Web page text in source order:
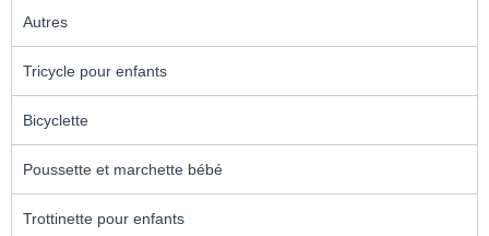
Autres
Tricycle pour enfants
Bicyclette
Poussette et marchette bébé
Trottinette pour enfants